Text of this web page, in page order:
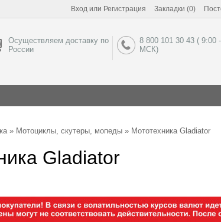
Вход или Регистрация Закладки (0)
Осуществляем доставку по
России
8 800 101 30 43 ( 9:00
МСК)
» Мотоциклы, скутеры, мопеды » Мототехника Gladiator
Gladiator